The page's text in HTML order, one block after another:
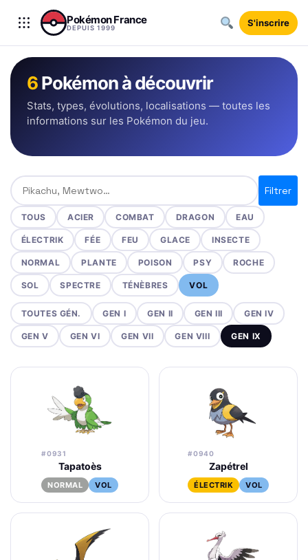
Aller au contenu
Pokémon France
DEPUIS 1999 S'inscrire
6Pokémon à découvrir
Stats, types, évolutions, localisations — toutes les
informations sur les Pokémon du jeu.
Rechercher un Pokémon
Filtrer
TOUS ACIER COMBAT DRAGON EAU
ÉLECTRIK FÉE FEU GLACE INSECTE
NORMAL PLANTE POISON PSY ROCHE
SOL SPECTRE TÉNÈBRES VOL
TOUTES GÉN. GEN I GEN II GEN III GEN IV
GEN V GEN VI GEN VII GEN VIII GEN IX
#0931
Tapatoès
NORMAL VOL
#0940
Zapétrel
ÉLECTRIK VOL